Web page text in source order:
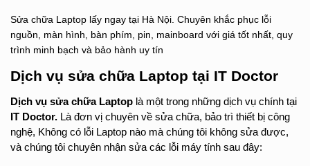
Sửa chữa Laptop lấy ngay tại Hà Nội. Chuyên khắc phục lỗi
nguồn, màn hình, bàn phím, pin, mainboard với giá tốt nhất, quy
trình minh bạch và bảo hành uy tín
Dịch vụ sửa chữa Laptop tại IT Doctor
Dịch vụ sửa chữa Laptop
IT Doctor. Là đơn vị chuyên về sửa chữa, bảo trì thiết bị công
nghệ, Không có lỗi Laptop nào mà chúng tôi không sửa được,
và chúng tôi chuyên nhận sửa các lỗi máy tính sau đây: